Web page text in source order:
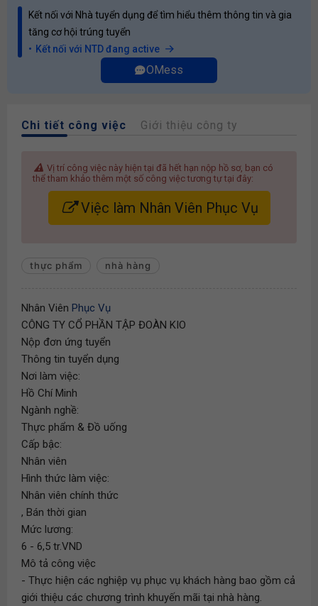
Kết nối với Nhà tuyển dụng để tìm hiểu thêm thông tin và gia
tăng cơ hội trúng tuyển
Kết nối với NTD đang active
OMess
Chi tiết công việc Giới thiệu công ty
Vị trí công việc này hiện tại đã hết hạn nộp hồ sơ, bạn có
thể tham khảo thêm một số công việc tương tự tại đây:
Việc làm Nhân Viên Phục Vụ
thực phẩm nhà hàng
Nhân Viên Phục Vụ
CÔNG TY CỔ PHẦN TẬP ĐOÀN KIO
Nộp đơn ứng tuyển
Thông tin tuyển dụng
Nơi làm việc:
Hồ Chí Minh
Ngành nghề:
Thực phẩm & Đồ uống
Cấp bậc:
Nhân viên
Hình thức làm việc:
Nhân viên chính thức
, Bán thời gian
Mức lương:
6 - 6,5 tr.VND
Mô tả công việc
- Thực hiện các nghiệp vụ phục vụ khách hàng bao gồm cả
giới thiệu các chương trình khuyến mãi tại nhà hàng.